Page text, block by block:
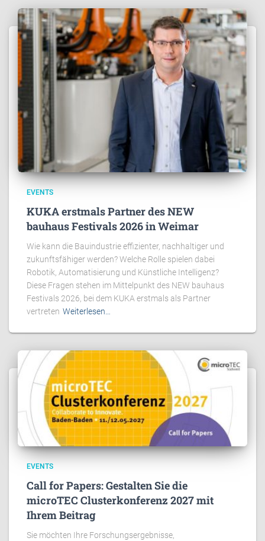
EVENTS
KUKA erstmals Partner des NEW
bauhaus Festivals 2026 in Weimar
Wie kann die Bauindustrie effizienter, nachhaltiger und
zukunftsfähiger werden? Welche Rolle spielen dabei
Robotik, Automatisierung und Künstliche Intelligenz?
Diese Fragen stehen im Mittelpunkt des NEW bauhaus
Festivals 2026, bei dem KUKA erstmals als Partner
vertreten Weiterlesen…
EVENTS
Call for Papers: Gestalten Sie die
microTEC Clusterkonferenz 2027 mit
Ihrem Beitrag
Sie möchten Ihre Forschungsergebnisse,